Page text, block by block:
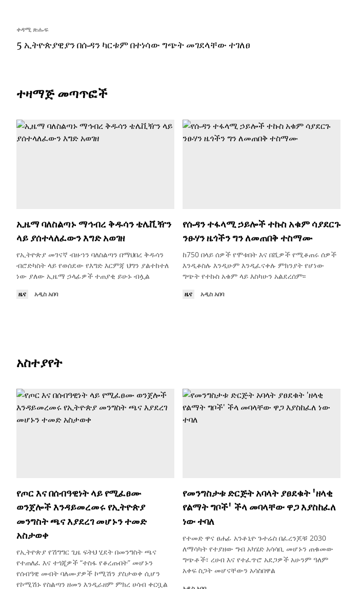
ቀዳሚ ጽሑፍ
5 ኢትዮጵያዊያን በሱዳን ካርቱም በተነሳው ግጭት መገደላቸው ተገለፀ
ተዛማጅ መጣጥፎች
ኢዜማ ባለስልጣኑ ማኅብረ ቅዱሳን ቴሌቪዥን
ላይ ያሰተላለፈውን እግድ አወገዘ
የኢትዮጵያ መገናኛ ብዙኀን ባለስልጣን በማህበረ ቅዱሳን
ብሮድካስት ላይ የወሰደው የእግድ እርምጃ ህግን ያልተከተለ
ነው ያለው ኢዜማ ኃላፊዎች ተጠያቂ ይሁኑ ብሏል
ዜና አዲስ አበባ
የሱዳን ተፋላሚ ኃይሎች ተኩስ አቁም ሳያደርጉ
ንፁሃን ዜጎችን ግን ለመጠበቅ ተስማሙ
ከ750 በላይ ሰዎች የሞቱበት እና በሺዎች የሚቆጠሩ ሰዎች
እንዲቆስሉ እንዲሁም እንዲፈናቀሉ ምክንያት የሆነው
ግጭት የተኩስ አቁም ላይ እስካሁን አልደረሰም፡፡
ዜና አዲስ አበባ
አስተያየት
የጦር እና በሰብዓዊነት ላይ የሚፈፀሙ
ወንጀሎች እንዳይመረመሩ የኢትዮጵያ
መንግስት ጫና እያደረገ መሆኑን ተመድ
አስታወቀ
የኢትዮጵያ የሽግግር ጊዜ ፍትህ ሂደት በመንግስት ጫና
የተጠለፈ እና ተጎጂዎች “ተስፋ የቆረጡበት” መሆኑን
የሰብዓዊ መብት ባለሙያዎች ኮሚሽን ያስታወቀ ሲሆን
የኮሚሽኑ የስልጣን ዘመን እንዲራዘም ምክረ ሀሳብ ቀርቧል
የመንግስታቱ ድርጅት አባላት ያፀደቁት 'ዘላቂ
የልማት ግቦች' ችላ መባላቸው ዋጋ እያስከፈለ
ነው ተባለ
የተመድ ዋና ፀሐፊ አንቶኒዮ ጉተሬስ በፈረንጆቹ 2030
ለማሳካት የተያዘው ግብ አካሄድ አሳሳቢ መሆኑን ጠቁመው
ግጭቶች፣ ረሀብ እና የተፈጥሮ አደጋዎች አሁንም ዓለም
አቀፍ ስጋት መሆናቸውን አሳስበዋል